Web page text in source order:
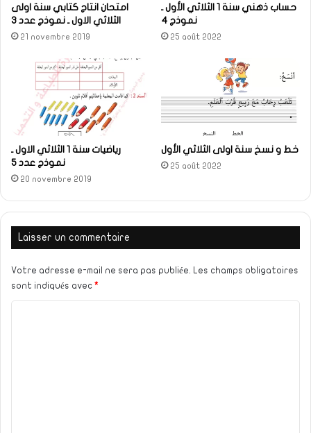
امتحان انتاج كتابي سنة اولى
الثلاثي الاول ـ نموذج عدد 3
21 novembre 2019
حساب ذهني سنة 1 الثلاثي الأول ـ
نموذج 4
25 août 2022
رياضيات سنة 1 الثلاثي الاول ـ
نموذج عدد 5
20 novembre 2019
خط و نسخ سنة اولى الثلاثي الأول
25 août 2022
Laisser un commentaire
Votre adresse e-mail ne sera pas publiée. Les champs obligatoires
sont indiqués avec *